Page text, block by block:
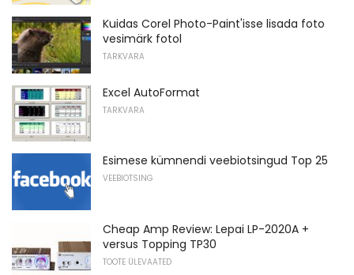
Kuidas Corel Photo-Paint'isse lisada foto
vesimärk fotol
TARKVARA
Excel AutoFormat
TARKVARA
Esimese kümnendi veebiotsingud Top 25
VEEBIOTSING
Cheap Amp Review: Lepai LP-2020A +
versus Topping TP30
TOOTE ÜLEVAATED